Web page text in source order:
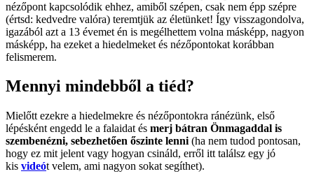
nézőpont kapcsolódik ehhez, amiből szépen, csak nem épp szépre
(értsd: kedvedre valóra) teremtjük az életünket! Így visszagondolva,
igazából azt a 13 évemet én is megélhettem volna másképp, nagyon
másképp, ha ezeket a hiedelmeket és nézőpontokat korábban
felismerem.
Mennyi mindebből a tiéd?
Mielőtt ezekre a hiedelmekre és nézőpontokra ránézünk, első
lépésként engedd le a falaidat és merj bátran Önmagaddal is
szembenézni, sebezhetően őszinte lenni (ha nem tudod pontosan,
hogy ez mit jelent vagy hogyan csináld, erről itt találsz egy jó
kis videót velem, ami nagyon sokat segíthet).